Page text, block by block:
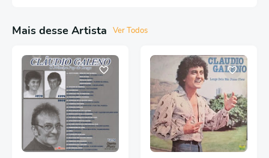
Mais desse Artista Ver Todos